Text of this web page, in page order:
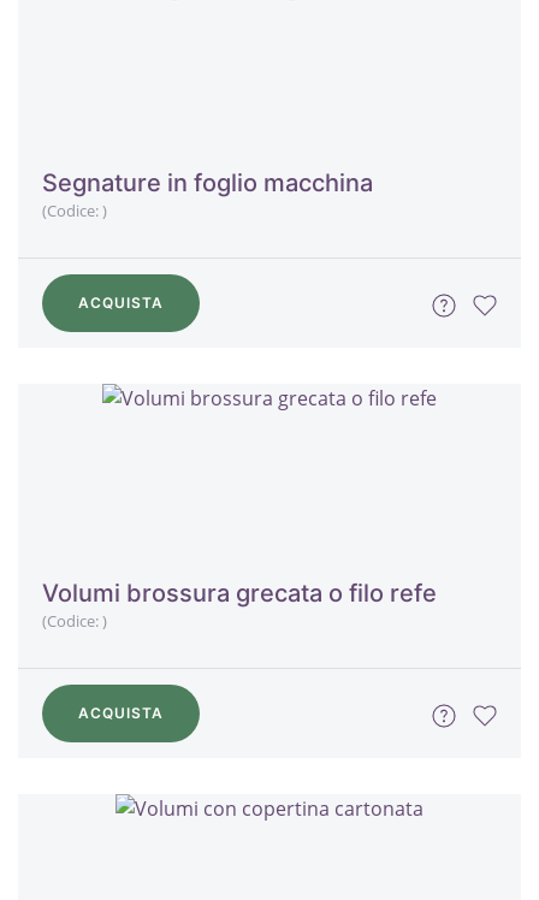
Segnature in foglio macchina
(Codice:)
ACQUISTA
Volumi brossura grecata o filo refe
(Codice:)
ACQUISTA